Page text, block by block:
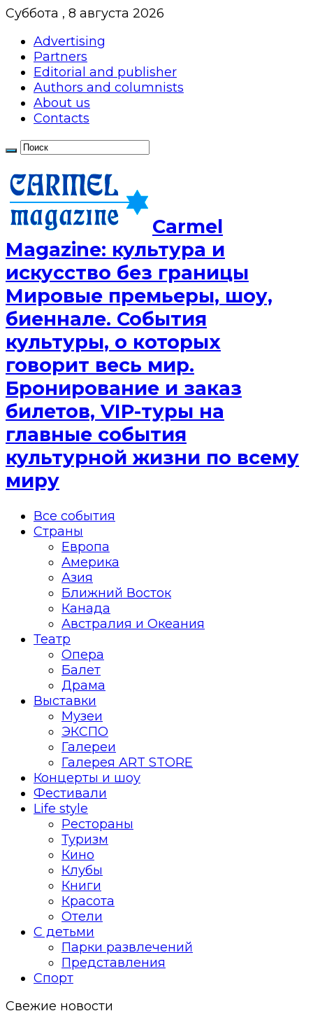
Суббота , 8 августа 2026
Advertising
Partners
Editorial and publisher
Authors and columnists
About us
Contacts
Сarmel
Magazine: культура и
искусство без границы
Мировые премьеры, шоу,
биеннале. События
культуры, о которых
говорит весь мир.
Бронирование и заказ
билетов, VIP-туры на
главные события
культурной жизни по всему
миру
Все события
Страны
Европа
Америка
Азия
Ближний Восток
Канада
Австралия и Океания
Театр
Опера
Балет
Драма
Выставки
Музеи
ЭКСПО
Галереи
Галерея ART STORE
Концерты и шоу
Фестивали
Life style
Рестораны
Туризм
Кино
Клубы
Книги
Красота
Отели
С детьми
Парки развлечений
Представления
Спорт
Свежие новости